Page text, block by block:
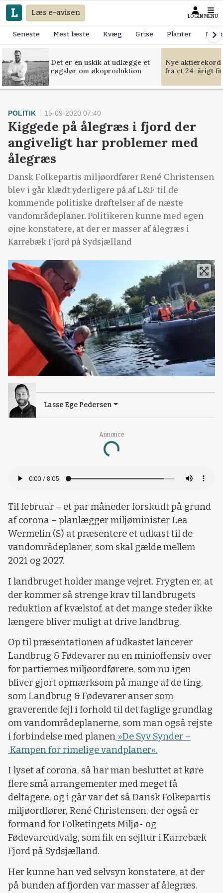
Læs e-avisen LOGIN MENU
Seneste Mest læste Kvæg Grise Planter
Det er en uskik at udlægge et
røgslør om økoproduktion
Nye
fra et 24-årigt
Annonce
Loading...
POLITIK 15-09-2020 07:40
Kiggede på ålegræs i fjord der
angiveligt har problemer med
ålegræs
Dansk Folkepartis miljøordfører René Christensen
blev i går klædt yderligere på af L&F til de
kommende politiske drøftelser af de næste
vandområdeplaner. Politikeren kunne med egen
øjne konstatere, at der er masser af ålegræs i
Karrebæk Fjord på Sydsjælland
Lasse Ege Pedersen
Til februar – et par måneder forskudt på grund
af corona – planlægger miljøminister Lea
Wermelin (S) at præsentere et udkast til de
vandområdeplaner, som skal gælde mellem
2021 og 2027.
I landbruget holder mange vejret. Frygten er, at
der kommer så strenge krav til landbrugets
reduktion af kvælstof, at det mange steder ikke
længere bliver muligt at drive landbrug.
Op til præsentationen af udkastet lancerer
Landbrug & Fødevarer nu en minioffensiv over
for partiernes miljøordførere, som nu igen
bliver gjort opmærksom på mange af de ting,
som Landbrug & Fødevarer anser som
graverende fejl i forhold til det faglige grundlag
om vandområdeplanerne, som man også rejste
i forbindelse med planen »De Syv Synder –
Kampen for rimelige vandplaner«.
I lyset af corona, så har man besluttet at køre
flere små arrangementer med meget få
deltagere, og i går var det så Dansk Folkepartis
miljøordfører, René Christensen, der også er
formand for Folketingets Miljø- og
Fødevareudvalg, som fik en sejltur i Karrebæk
Fjord på Sydsjælland.
Her kunne han ved selvsyn konstatere, at der
på bunden af fjorden var masser af ålegræs.